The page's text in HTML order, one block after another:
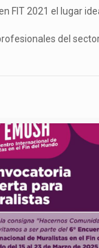
2021 el lugar
del